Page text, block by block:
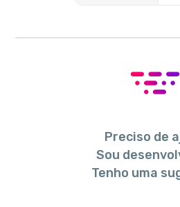
Preciso de
Sou
Tenho uma